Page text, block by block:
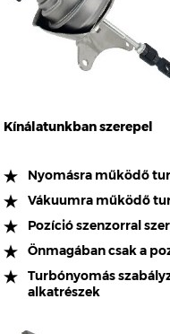
Kínálatunkban szerepel
Nyomásra működő
Vákuumra működő
Pozíció szenzorral
Önmagában csak a
Turbónyomás
alkatrészek